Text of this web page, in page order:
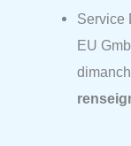
Service
EU